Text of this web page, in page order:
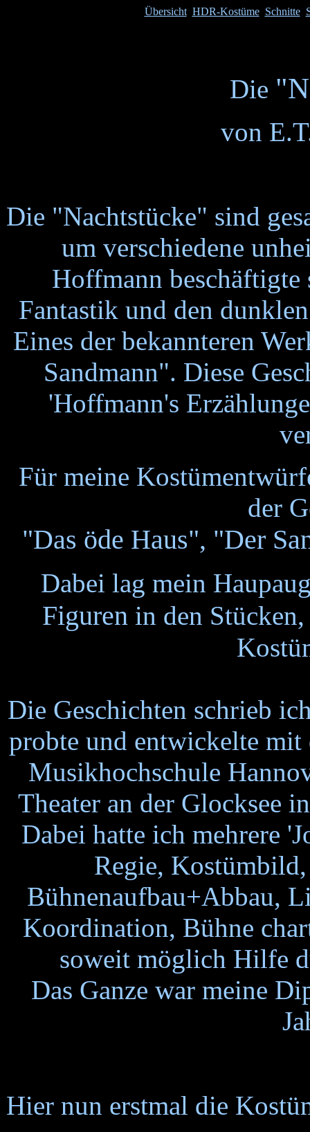
Übersicht HDR-Kostüme Schnitte
Die
von
Die "Nachtstücke" sind
um verschiedene
Hoffmann
Fantastik und den
Eines der bekannteren
Sandmann". Diese
'Hoffmann's
Für meine
der
"Das öde Haus", "Der
Dabei lag mein
Figuren in den
Die Geschichten schrieb
probte und entwickelte mit
Musikhochschule
Theater an der Glocksee
Dabei hatte ich mehrere
Regie,
Bühnenaufbau+Abbau,
Koordination, Bühne
soweit möglich Hilfe
Das Ganze war meine
Hier nun erstmal die